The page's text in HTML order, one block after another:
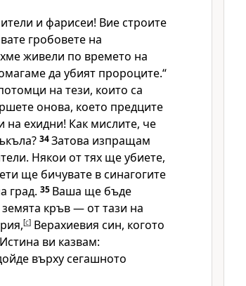
и фарисеи! Вие строите
гробовете на
живели по времето на
да убият пророците.“
на тези, които са
онова, което предците
ехидни! Как мислите, че
34Затова изпращам
Някои от тях ще убиете,
ще бичувате в синагогите
град. 35 Ваша ще бъде
кръв — от тази на
[c] Верахиевия син, когото
Истина ви казвам:
върху сегашното